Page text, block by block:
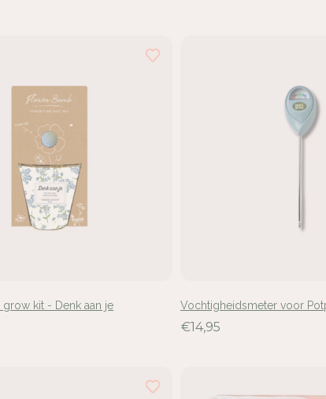
kit - Denk aan je Vochtigheidsmeter voor
€14,95